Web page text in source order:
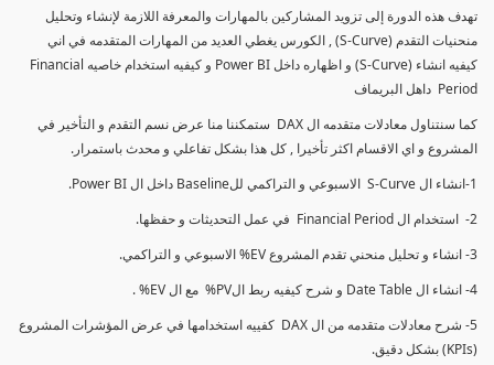
تهدف هذه الدورة إلى تزويد المشاركين بالمهارات والمعرفة اللازمة لإنشاء وتحليل
منحنيات التقدم (S-Curve) , الكورس يغطي العديد من المهارات المتقدمه في اني
كيفيه انشاء (S-Curve) و اظهاره داخل Power BI و كيفيه استخدام خاصيه Financial
Period داهل البريماف
كما سنتناول معادلات متقدمه ال DAX ستمكننا منا عرض نسم التقدم و التأخير في
المشروع و اي الاقسام اكثر تأخيرا , كل هذا بشكل تفاعلي و محدث باستمرار.
1-انشاء ال S-Curve الاسبوعي و التراكمي للBaseline داخل ال Power BI.
2- استخدام ال Financial Period في عمل التحديثات و حفظها.
3- انشاء و تحليل منحني تقدم المشروع EV% الاسبوعي و التراكمي.
4- انشاء ال Date Table و شرح كيفيه ربط الPV% مع ال EV% .
5- شرح معادلات متقدمه من ال DAX كفييه استخدامها في عرض المؤشرات المشروع
(KPIs) بشكل دقيق.